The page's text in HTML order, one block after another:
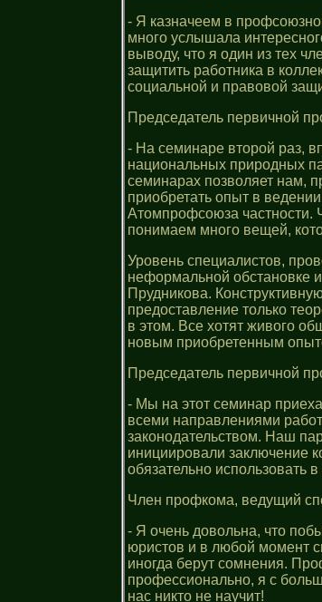
- Я казначеем в
много услышала
выводу, что я один из тех
защитить работника в
социальной и правовой
Председатель первичной
- На семинаре второй раз,
национальных природных
семинарах позволяет нам,
приобретать опыт в
Атомпрофсоюза частности.
понимаем много вещей,
Уровень специалистов,
неформальной обстановке
Прудникова.
предоставление только
в этом. Все хотят живого
новым приобретенным
Председатель первичной
- Мы на этот семинар
всеми направлениями
законодательством. Наш
инициировали заключение
обязательно использовать
Член профкома, ведущий
- Я очень довольна, что
юристов и в любой момент
иногда берут сомнения.
профессионально, я с
нас никто не научит!